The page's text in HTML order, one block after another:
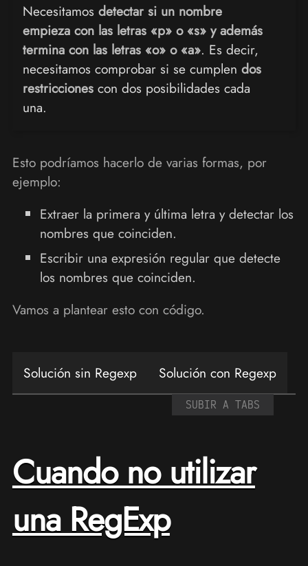
Necesitamos detectar si un nombre
empieza con las letras «p» o «s» y además
termina con las letras «o» o «a». Es decir,
necesitamos comprobar si se cumplen dos
restriccionescon dos posibilidades cada
una.
Esto podríamos hacerlo de varias formas, por
ejemplo:
Extraer la primera y última letra y detectar los
nombres que coinciden.
Escribir una expresión regular que detecte
los nombres que coinciden.
Vamos a plantear esto con código.
Solución sin Regexp Solución con Regexp
SUBIR A TABS
Cuando no utilizar
una RegExp